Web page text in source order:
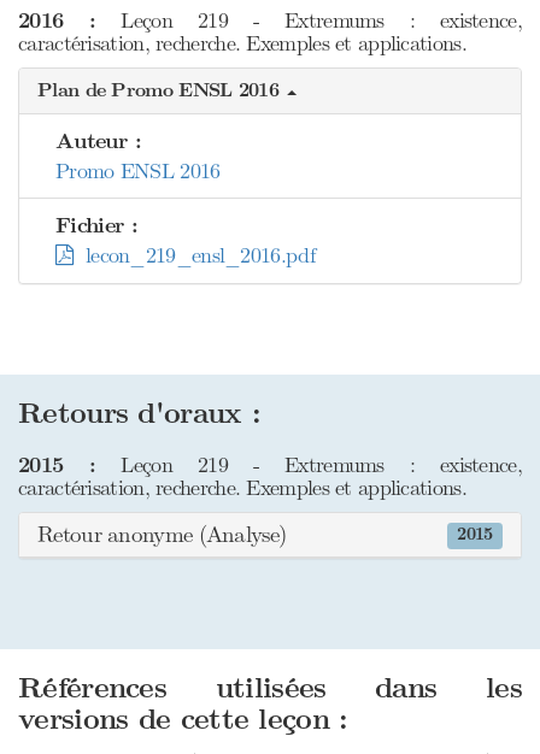
2016 : Leçon 219 - Extremums : existence,
caractérisation, recherche. Exemples et applications.
Plan de Promo ENSL 2016
Auteur :
Promo ENSL 2016
Fichier :
lecon_219_ensl_2016.pdf
Retours d'oraux :
2015 : Leçon 219 - Extremums : existence,
caractérisation, recherche. Exemples et applications.
2015
Retour anonyme (Analyse)
Références utilisées dans les
versions de cette leçon :